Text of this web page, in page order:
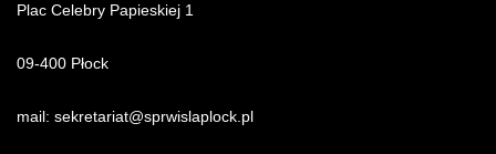
Plac Celebry Papieskiej 1
09-400 Płock
mail: sekretariat@sprwislaplock.pl